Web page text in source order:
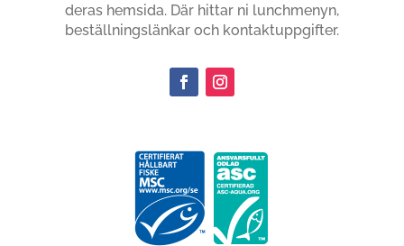
deras hemsida. Där hittar ni lunchmenyn,
beställningslänkar och kontaktuppgifter.